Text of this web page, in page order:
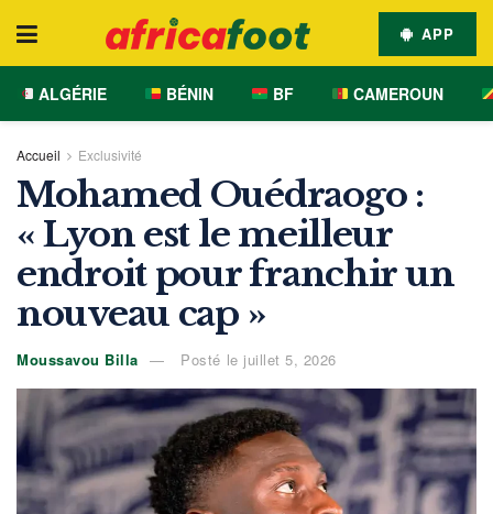
APP
ALGÉRIE BÉNIN BF CAMEROUN
Accueil Exclusivité
Mohamed Ouédraogo :
« Lyon est le meilleur
endroit pour franchir un
nouveau cap »
Moussavou Billa Posté le juillet 5, 2026